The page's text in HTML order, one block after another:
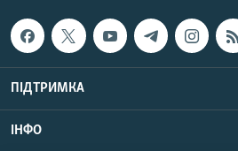
ПІДТРИМКА
ІНФО